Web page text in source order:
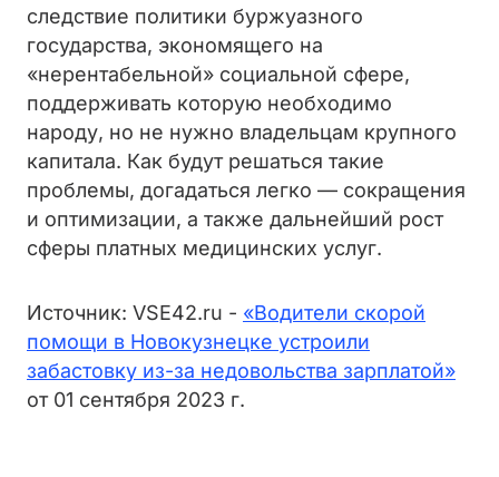
следствие политики буржуазного
государства, экономящего на
«нерентабельной» социальной сфере,
поддерживать которую необходимо
народу, но не нужно владельцам крупного
капитала. Как будут решаться такие
проблемы, догадаться легко — сокращения
и оптимизации, а также дальнейший рост
сферы платных медицинских услуг.
Источник: VSE42.ru - «Водители скорой
помощи в Новокузнецке устроили
забастовку из-за недовольства зарплатой»
от 01 сентября 2023 г.